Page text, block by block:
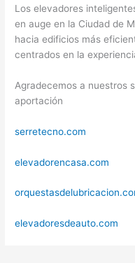
Los elevadores
en auge en la Ciudad de
hacia edificios más
centrados en la
Agradecemos a nuestros
aportación
serretecno.com
elevadorencasa.com
elevadoresdeauto.com